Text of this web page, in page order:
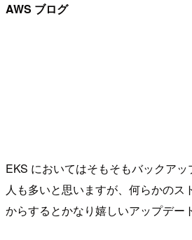
AWS ブログ
EKS においてはそもそもバックア
人も多いと思いますが、何らかのス
からするとかなり嬉しいアップデー